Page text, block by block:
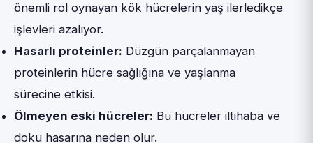
önemli rol oynayan kök hücrelerin yaş ilerledikçe
işlevleri azalıyor.
Hasarlı proteinler: Düzgün parçalanmayan
proteinlerin hücre sağlığına ve yaşlanma
sürecine etkisi.
Ölmeyen eski hücreler: Bu hücreler iltihaba ve
doku hasarına neden olur.